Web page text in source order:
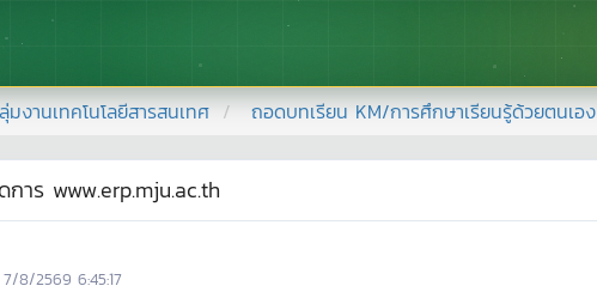
มงานเทคโนโลยีสารสนเทศ ถอดบทเรียน KM/การศึกษาเรียนรู้ด้วยตนเอง
าร www.erp.mju.ac.th
7/8/2569 6:45:17